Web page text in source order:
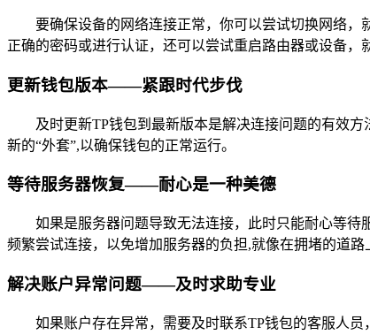
要确保设备的网络连接正常，你可以尝试切换网络
正确的密码或进行认证，还可以尝试重启路由器或设备，
更新钱包版本——紧跟时代步伐
及时更新TP钱包到最新版本是解决连接问题的有效
新的“外套”,以确保钱包的正常运行。
等待服务器恢复——耐心是一种美德
如果是服务器问题导致无法连接，此时只能耐心等
频繁尝试连接，以免增加服务器的负担,就像在拥堵的道路
解决账户异常问题——及时求助专业
如果账户存在异常，需要及时联系TP钱包的客服人